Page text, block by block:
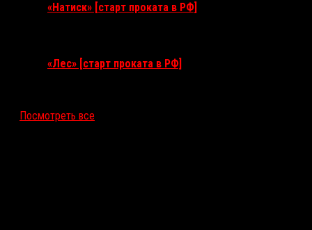
«Натиск» [старт проката в РФ]
«Лес» [старт проката в РФ]
Посмотреть все